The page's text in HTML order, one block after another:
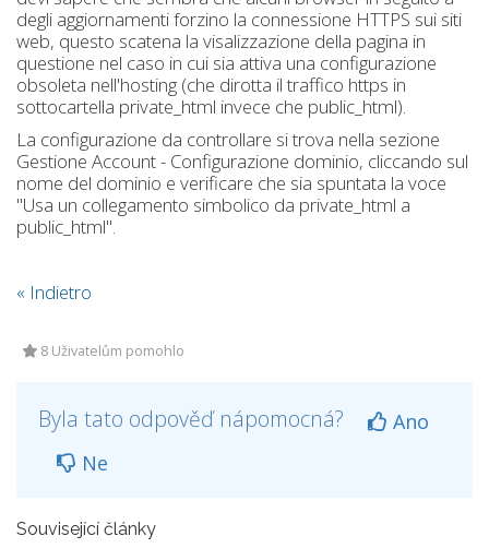
degli aggiornamenti forzino la connessione HTTPS sui siti
web, questo scatena la visalizzazione della pagina in
questione nel caso in cui sia attiva una configurazione
obsoleta nell'hosting (che dirotta il traffico https in
sottocartella private_html invece che public_html).
La configurazione da controllare si trova nella sezione
Gestione Account - Configurazione dominio, cliccando sul
nome del dominio e verificare che sia spuntata la voce
"Usa un collegamento simbolico da private_html a
public_html".
« Indietro
8 Uživatelům pomohlo
Byla tato odpověď nápomocná?
Ano
Ne
Související články